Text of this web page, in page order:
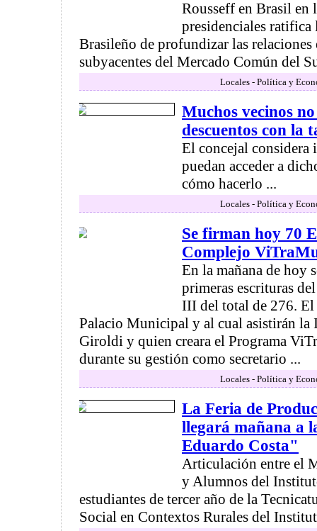
Rousseff en Brasil en
presidenciales
Brasileño de profundizar las relaciones
subyacentes del Mercado Común del
Locales - Política y
Muchos vecinos
descuentos con la
El concejal considera
puedan acceder a
cómo hacerlo ...
Locales - Política y
Se firman hoy 70
Complejo
En la mañana de hoy
primeras escrituras
III del total de 276. El
Palacio Municipal y al cual asistirán la
Giroldi y quien creara el Programa
durante su gestión como secretario ...
Locales - Política y
La Feria de
llegará mañana a
Eduardo Costa"
Articulación entre el
y Alumnos del
estudiantes de tercer año de la
Social en Contextos Rurales del